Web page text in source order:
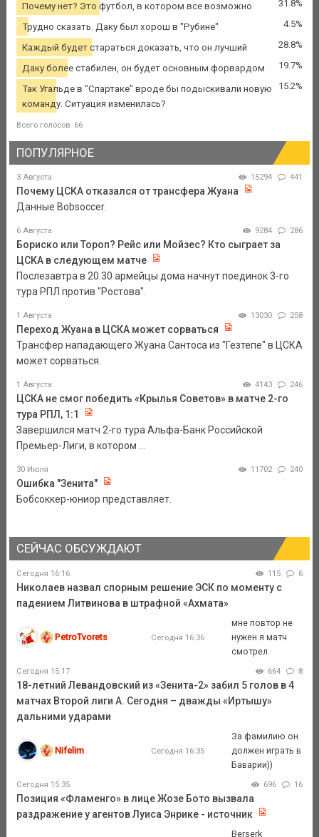
Почему нет? Это футбол, в котором все возможно 31.8%
Трудно сказать. Даку был хорош в "Рубине" 4.5%
Каждый будет стараться доказать, что он лучший 28.8%
Даку более стабилен, он будет основным форвардом 19.7%
Так Угальде в "Спартаке" вроде бы подыскивали новую
команду. Ситуация изменилась?
15.2%
Всего голосов: 66
ПОПУЛЯРНОЕ
3 Августа 15294 441
Почему ЦСКА отказался от трансфера Жуана
Данные Bobsoccer.
6 Августа 9284 286
Бориско или Тороп? Рейс или Мойзес? Кто сыграет за
ЦСКА в следующем матче
Послезавтра в 20.30 армейцы дома начнут поединок 3-го
тура РПЛ против "Ростова".
1 Августа 13030 258
Переход Жуана в ЦСКА может сорваться
Трансфер нападающего Жуана Сантоса из "Гезтепе" в ЦСКА
может сорваться.
1 Августа 4143 246
ЦСКА не смог победить «Крылья Советов» в матче 2-го
тура РПЛ, 1:1
Завершился матч 2-го тура Альфа-Банк Российской
Премьер-Лиги, в котором ...
30 Июля 11702 240
Ошибка "Зенита"
Бобсоккер-юниор представляет.
СЕЙЧАС ОБСУЖДАЮТ
Сегодня 16:16 115 6
Николаев назвал спорным решение ЭСК по моменту с
падением Литвинова в штрафной «Ахмата»
PetroTvorets Сегодня 16:36
мне повтор не
нужен я матч
смотрел.
Сегодня 15:17 664 8
18-летний Левандовский из «Зенита-2» забил 5 голов в 4
матчах Второй лиги А. Сегодня – дважды «Иртышу»
дальними ударами
Nifelim Сегодня 16:35
За фамилию он
должен играть в
Баварии))
Сегодня 15:35 696 16
Позиция «Фламенго» в лице Жозе Бото вызвала
раздражение у агентов Луиса Энрике - источник
Berserk